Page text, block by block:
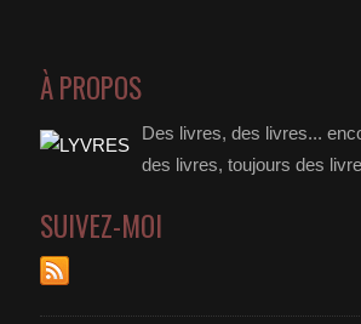
À PROPOS
Des livres, des livres...
des livres, toujours des
SUIVEZ-MOI